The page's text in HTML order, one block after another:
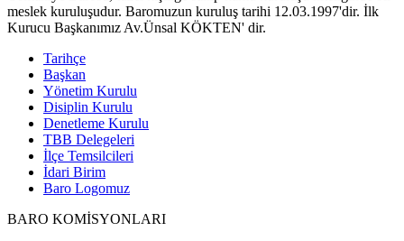
meslek kuruluşudur. Baromuzun kuruluş tarihi 12.03.1997'dir. İlk
Kurucu Başkanımız Av.Ünsal KÖKTEN' dir.
Tarihçe
Başkan
Yönetim Kurulu
Disiplin Kurulu
Denetleme Kurulu
TBB Delegeleri
İlçe Temsilcileri
İdari Birim
Baro Logomuz
BARO KOMİSYONLARI